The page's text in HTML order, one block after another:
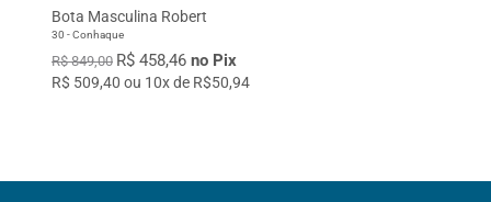
Bota Masculina Robert
30 - Conhaque
R$ 849,00 R$ 458,46 no Pix
R$ 509,40 ou 10x de R$50,94